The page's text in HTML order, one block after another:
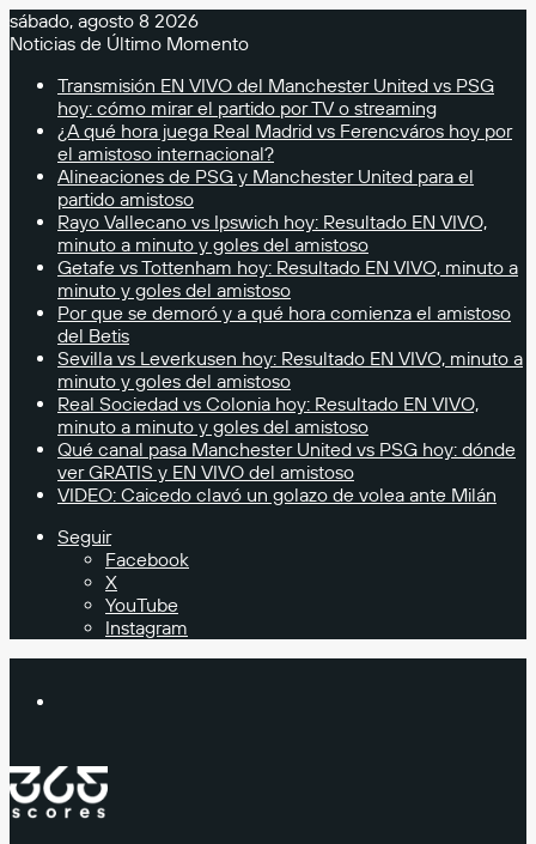
sábado, agosto 8 2026
Noticias de Último Momento
Transmisión EN VIVO del Manchester United vs PSG
hoy: cómo mirar el partido por TV o streaming
¿A qué hora juega Real Madrid vs Ferencváros hoy por
el amistoso internacional?
Alineaciones de PSG y Manchester United para el
partido amistoso
Rayo Vallecano vs Ipswich hoy: Resultado EN VIVO,
minuto a minuto y goles del amistoso
Getafe vs Tottenham hoy: Resultado EN VIVO, minuto a
minuto y goles del amistoso
Por que se demoró y a qué hora comienza el amistoso
del Betis
Sevilla vs Leverkusen hoy: Resultado EN VIVO, minuto a
minuto y goles del amistoso
Real Sociedad vs Colonia hoy: Resultado EN VIVO,
minuto a minuto y goles del amistoso
Qué canal pasa Manchester United vs PSG hoy: dónde
ver GRATIS y EN VIVO del amistoso
VIDEO: Caicedo clavó un golazo de volea ante Milán
Seguir
Facebook
X
YouTube
Instagram